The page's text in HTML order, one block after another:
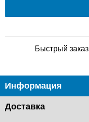
Быстрый заказ
Информация
Доставка